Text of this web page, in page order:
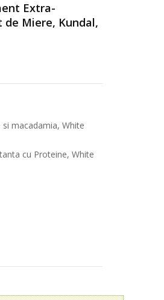
Extra-
Miere, Kundal,
macadamia, White
cu Proteine, White